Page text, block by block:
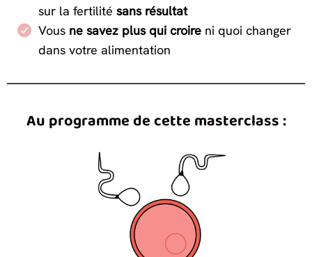
sur la fertilité sans résultat
Vous ne savez plus qui croire ni quoi changer
dans votre alimentation
Au programme de cette masterclass :